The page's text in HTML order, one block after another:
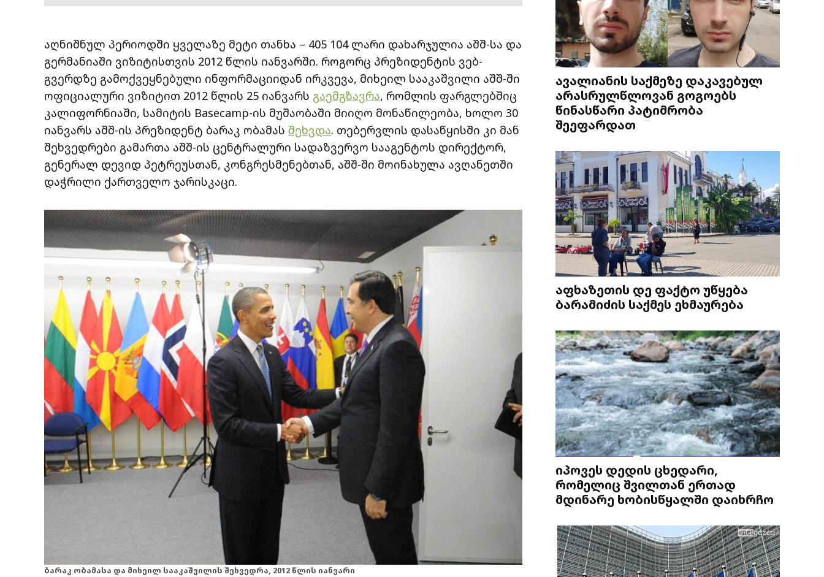
აღნიშნულ პერიოდში ყველაზე მეტი თანხა – 405 104 ლარი დახარჯულია აშშ-სა და
გერმანიაში ვიზიტისთვის 2012 წლის იანვარში. როგორც პრეზიდენტის ვებ-
გვერდზე გამოქვეყნებული ინფორმაციიდან ირკვევა, მიხეილ სააკაშვილი აშშ-ში
ოფიციალური ვიზიტით 2012 წლის 25 იანვარს გაემგზავრა, რომლის ფარგლებშიც
კალიფორნიაში, სამიტის Basecamp-ის მუშაობაში მიიღო მონაწილეობა, ხოლო 30
იანვარს აშშ-ის პრეზიდენტ ბარაკ ობამას შეხვდა. თებერვლის დასაწყისში კი მან
შეხვედრები გამართა აშშ-ის ცენტრალური სადაზვერვო სააგენტოს დირექტორ,
გენერალ დევიდ პეტრეუსთან, კონგრესმენებთან, აშშ-ში მოინახულა ავღანეთში
დაჭრილი ქართველო ჯარისკაცი.
ბარაკ ობამასა და მიხეილ სააკაშვილის შეხვედრა, 2012 წლის იანვარი
ავალიანის საქმეზე დაკავებულ
არასრულწლოვან გოგოებს
წინასწარი პატიმრობა
შეეფარდათ
აფხაზეთის დე ფაქტო უწყება
ბარამიძის საქმეს ეხმაურება
იპოვეს დედის ცხედარი,
რომელიც შვილთან ერთად
მდინარე ხობისწყალში დაიხრჩო